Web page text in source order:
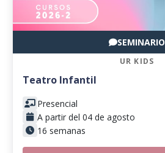
SEMINARIO
UR KIDS
Teatro Infantil
Presencial
A partir del 04 de agosto
16 semanas